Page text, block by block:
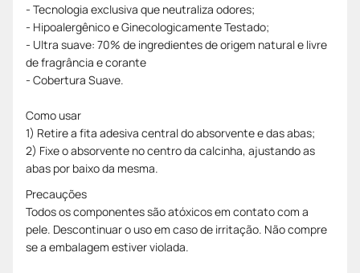
- Tecnologia exclusiva que neutraliza odores;
- Hipoalergênico e Ginecologicamente Testado;
- Ultra suave: 70% de ingredientes de origem natural e livre
de fragrância e corante
- Cobertura Suave.
Como usar
1) Retire a fita adesiva central do absorvente e das abas;
2) Fixe o absorvente no centro da calcinha, ajustando as
abas por baixo da mesma.
Precauções
Todos os componentes são atóxicos em contato com a
pele. Descontinuar o uso em caso de irritação. Não compre
se a embalagem estiver violada.